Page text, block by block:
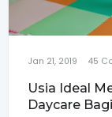
Jan 21, 2019 45
Usia Ideal
Daycare